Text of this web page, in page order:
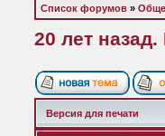
Список форумов »
20 лет
Версия для печати